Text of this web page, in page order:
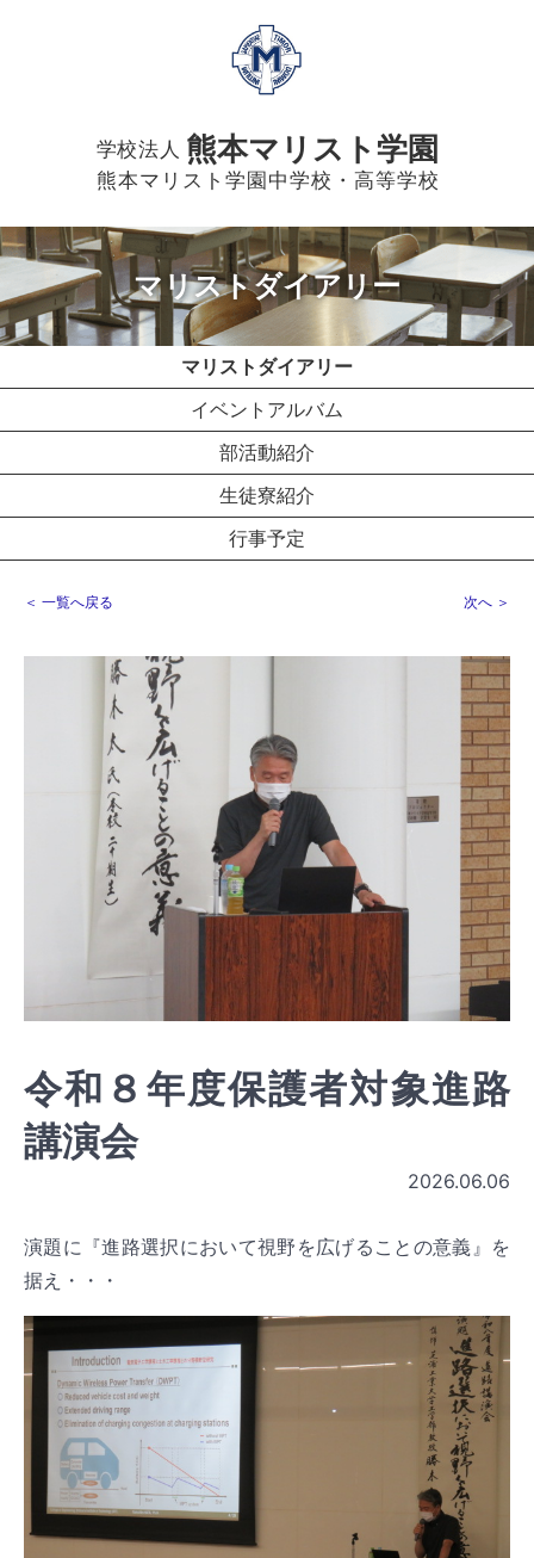
学校法人 熊本マリスト学園
熊本マリスト学園中学校・高等学校
マリストダイアリー
マリストダイアリー
イベントアルバム
部活動紹介
生徒寮紹介
行事予定
＜ 一覧へ戻る 次へ ＞
令和８年度保護者対象進路
講演会
2026.06.06
演題に『進路選択において視野を広げることの意義』を
据え・・・